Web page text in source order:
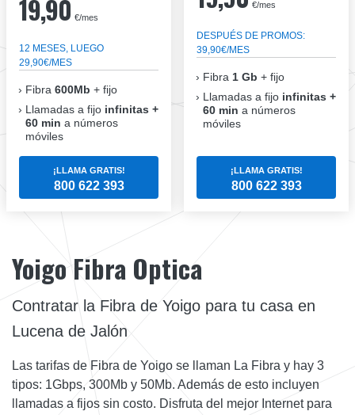
19,90 €/mes
12 MESES, LUEGO
29,90€/MES
Fibra 600Mb + fijo
Llamadas a fijo infinitas +
60 min a números
móviles
¡LLAMA GRATIS!
800 622 393
€/mes
DESPUÉS DE PROMOS:
39,90€/MES
Fibra 1 Gb + fijo
Llamadas a fijo infinitas +
60 min a números
móviles
¡LLAMA GRATIS!
800 622 393
Yoigo Fibra Optica
Contratar la Fibra de Yoigo para tu casa en
Lucena de Jalón
Las tarifas de Fibra de Yoigo se llaman La Fibra y hay 3
tipos: 1Gbps, 300Mb y 50Mb. Además de esto incluyen
llamadas a fijos sin costo. Disfruta del mejor Internet para